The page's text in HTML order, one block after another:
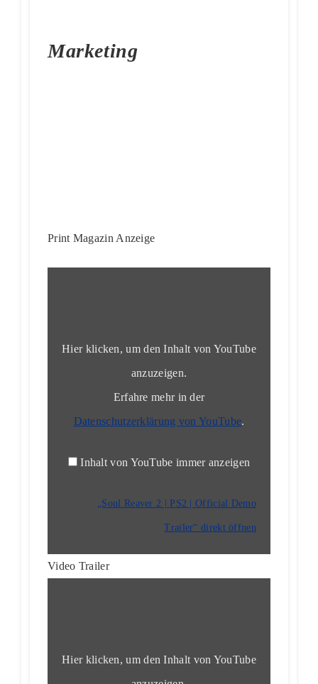
Marketing
Print Magazin Anzeige
„Soul
Demo
Hier klicken, um den Inhalt von YouTube
anzuzeigen.
Erfahre mehr in der
Datenschutzerklärung von YouTube.
Inhalt von YouTube immer anzeigen
„Soul Reaver 2 | PS2 | Official Demo
Trailer“ direkt öffnen
Video Trailer
„Soul
Commercial
Hier klicken, um den Inhalt von YouTube